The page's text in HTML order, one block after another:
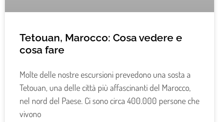
Tetouan, Marocco: Cosa vedere e
cosa fare
Molte delle nostre escursioni prevedono una sosta a
Tetouan, una delle città più affascinanti del Marocco,
nel nord del Paese. Ci sono circa 400.000 persone che
vivono